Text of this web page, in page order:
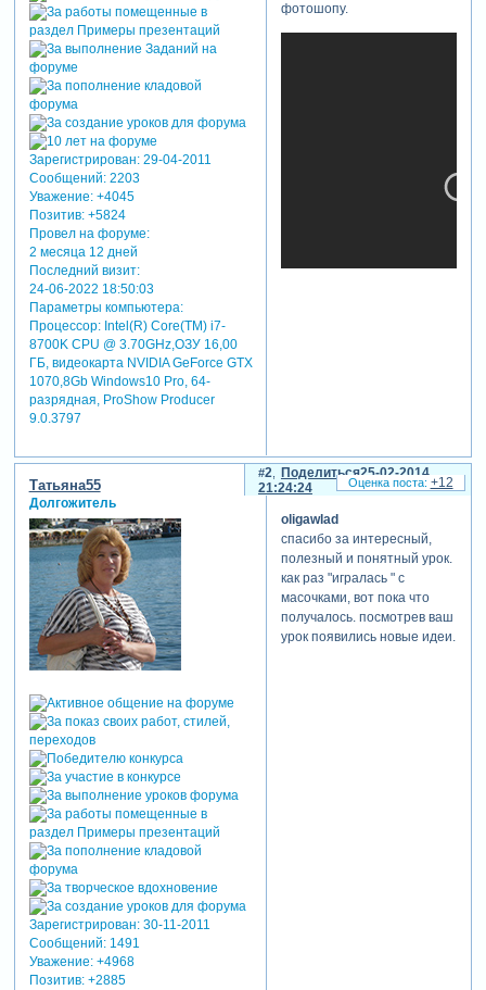
Зарегистрирован: 29-04-2011
Сообщений:2203
Уважение: +4045
Позитив: +5824
Провел на форуме:
2 месяца 12 дней
Последний визит:
24-06-2022 18:50:03
Параметры компьютера:
Процессор: Intel(R) Core(TM) i7-
8700K CPU @ 3.70GHz,ОЗУ 16,00
ГБ, видеокарта NVIDIA GeForce GTX
1070,8Gb Windows10 Pro, 64-
разрядная, ProShow Producer
9.0.3797
фотошопу.
Поделиться
2
25-02-2014
21:24:24
Татьяна55
Долгожитель
Зарегистрирован: 30-11-2011
Сообщений:1491
Уважение: +4968
Позитив: +2885
oligawlad
спасибо за интересный,
полезный и понятный урок.
как раз "игралась " с
масочками, вот пока что
получалось. посмотрев ваш
урок появились новые идеи.
+12